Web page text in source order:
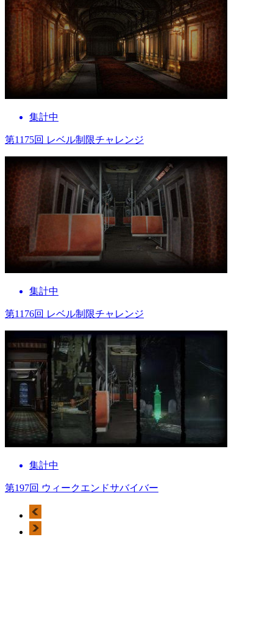
集計中
第1175回 レベル制限チャレンジ
集計中
第1176回 レベル制限チャレンジ
集計中
第197回 ウィークエンドサバイバー